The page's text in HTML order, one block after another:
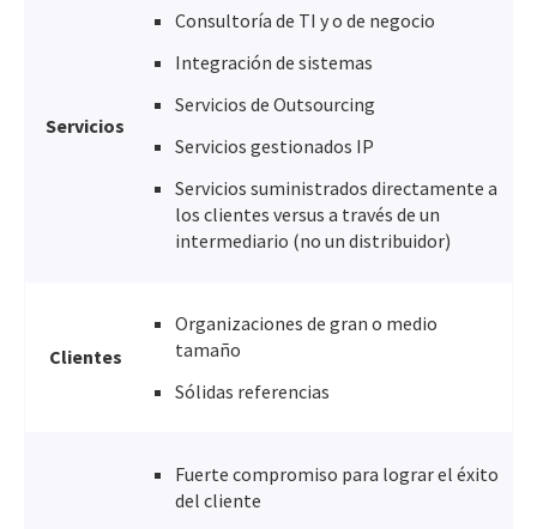
Servicios
Consultoría de TI y o de negocio
Integración de sistemas
Servicios de Outsourcing
Servicios gestionados IP
Servicios suministrados directamente a
los clientes versus a través de un
intermediario (no un distribuidor)
Clientes
Organizaciones de gran o medio
tamaño
Sólidas referencias
Fuerte compromiso para lograr el éxito
del cliente